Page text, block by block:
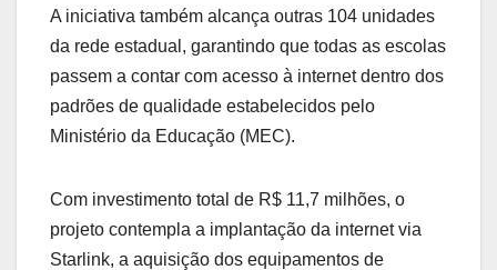
A iniciativa também alcança outras 104 unidades
da rede estadual, garantindo que todas as escolas
passem a contar com acesso à internet dentro dos
padrões de qualidade estabelecidos pelo
Ministério da Educação (MEC).
Com investimento total de R$ 11,7 milhões, o
projeto contempla a implantação da internet via
Starlink, a aquisição dos equipamentos de